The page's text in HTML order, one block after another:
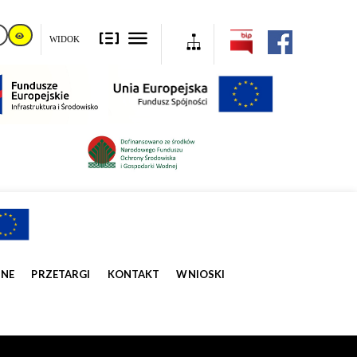
WIDOK
PRZETARGI KONTAKT WNIOSKI